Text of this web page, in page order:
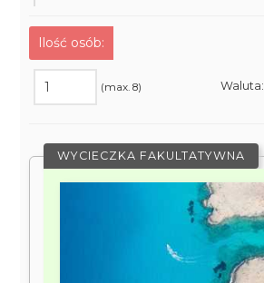
Ilość osób:
(max. 8) Waluta:
WYCIECZKA FAKULTATYWNA